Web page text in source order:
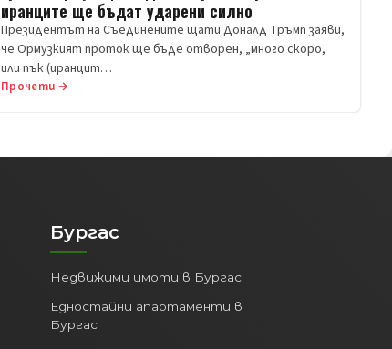
Тръмп: Ормуз ще бъде отворен скоро или
иранците ще бъдат ударени силно
Президентът на Съединените щати Доналд Тръмп заяви,
че Ормузкият проток ще бъде отворен, „много скоро,
или пък (иранцит…
Бургас
Едностайни апартаменти в